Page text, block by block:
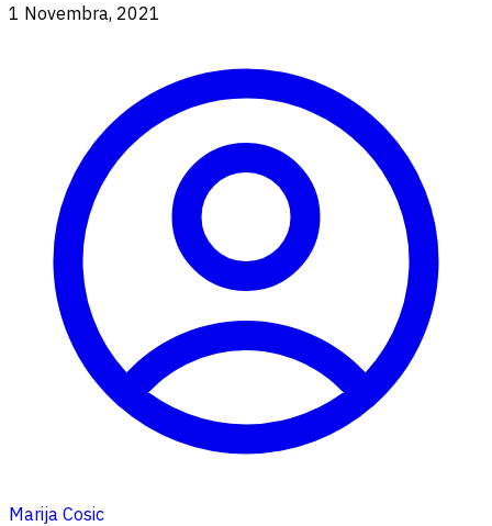
1 Novembra, 2021
Marija Cosic